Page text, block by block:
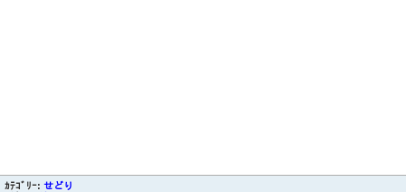
ｶﾃｺﾞﾘｰ: せどり